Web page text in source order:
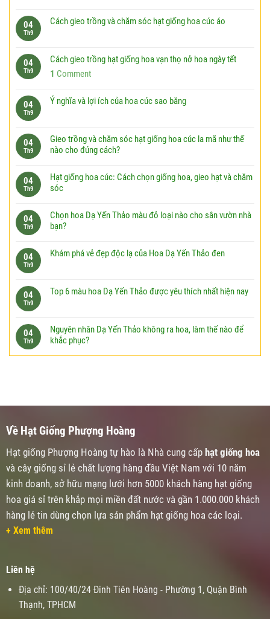
04
Th9
Cách gieo trồng và chăm sóc hạt giống hoa cúc áo
04
Th9
Cách gieo trồng hạt giống hoa vạn thọ nở hoa ngày tết
1 Comment
04
Th9
Ý nghĩa và lợi ích của hoa cúc sao băng
04
Th9
Gieo trồng và chăm sóc hạt giống hoa cúc la mã như thế
nào cho đúng cách?
04
Th9
Hạt giống hoa cúc: Cách chọn giống hoa, gieo hạt và chăm
sóc
04
Th9
Chọn hoa Dạ Yến Thảo màu đỏ loại nào cho sân vườn nhà
bạn?
04
Th9
Khám phá vẻ đẹp độc lạ của Hoa Dạ Yến Thảo đen
04
Th9
Top 6 màu hoa Dạ Yến Thảo được yêu thích nhất hiện nay
04
Th9
Nguyên nhân Dạ Yến Thảo không ra hoa, làm thế nào để
khắc phục?
Về Hạt Giống Phượng Hoàng
Hạt giống Phượng Hoàng tự hào là Nhà cung cấp hạt giống hoa
và cây giống sỉ lẻ chất lượng hàng đầu Việt Nam với 10 năm
kinh doanh, sở hữu mạng lưới hơn 5000 khách hàng hạt giống
hoa giá sỉ trên khắp mọi miền đất nước và gần 1.000.000 khách
hàng lẻ tin dùng chọn lựa sản phẩm hạt giống hoa các loại.
+ Xem thêm
Liên hệ
Địa chỉ: 100/40/24 Đinh Tiên Hoàng - Phường 1, Quận Bình
Thạnh, TPHCM